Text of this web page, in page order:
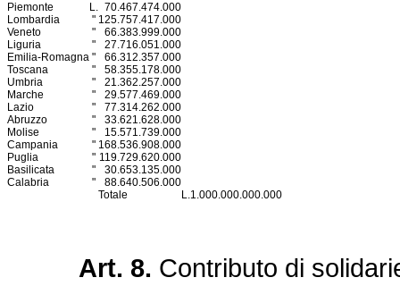
Piemonte L. 70.467.474.000
Lombardia
" 125.757.417.000
Veneto
"
66.383.999.000
Liguria
"
27.716.051.000
Emilia-Romagna "
66.312.357.000
Toscana
"
58.355.178.000
Umbria
"
21.362.257.000
Marche
"
29.577.469.000
Lazio
"
77.314.262.000
Abruzzo
"
33.621.628.000
Molise
"
15.571.739.000
Campania
" 168.536.908.000
Puglia
" 119.729.620.000
Basilicata
"
30.653.135.000
Calabria
"
88.640.506.000
Totale
L.1.000.000.000.000
Art. 8. Contributo di